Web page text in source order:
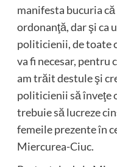
manifesta bucuria
ordonanţă, dar şi ca
politicienii, de toate
va fi necesar, pentru
am trăit destule şi
politicienii să înveţe
trebuie să lucreze
femeile prezente în
Miercurea-Ciuc.